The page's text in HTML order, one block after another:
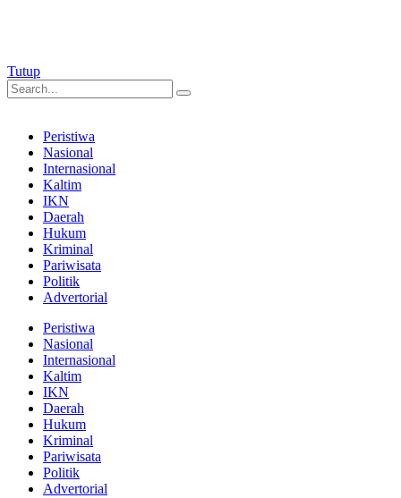
Tutup
Peristiwa
Nasional
Internasional
Kaltim
IKN
Daerah
Hukum
Kriminal
Pariwisata
Politik
Advertorial
Peristiwa
Nasional
Internasional
Kaltim
IKN
Daerah
Hukum
Kriminal
Pariwisata
Politik
Advertorial